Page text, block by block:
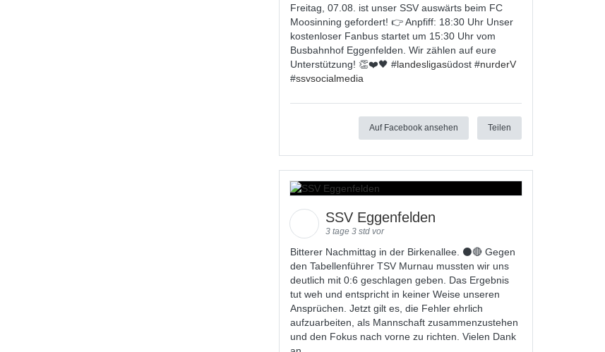
Freitag, 07.08. ist unser SSV auswärts beim FC
Moosinning gefordert! 👉 Anpfiff: 18:30 Uhr Unser
kostenloser Fanbus startet um 15:30 Uhr vom
Busbahnhof Eggenfelden. Wir zählen auf eure
Unterstützung! 👏❤️🖤 #landesligasüdost #nurderV
#ssvsocialmedia
Auf Facebook ansehen Teilen
SSV Eggenfelden
3 tage 3 std vor
Bitterer Nachmittag in der Birkenallee. ⚫🔴 Gegen
den Tabellenführer TSV Murnau mussten wir uns
deutlich mit 0:6 geschlagen geben. Das Ergebnis
tut weh und entspricht in keiner Weise unseren
Ansprüchen. Jetzt gilt es, die Fehler ehrlich
aufzuarbeiten, als Mannschaft zusammenzustehen
und den Fokus nach vorne zu richten. Vielen Dank